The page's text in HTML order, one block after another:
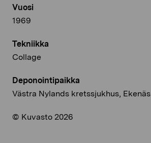
Vuosi
1969
Tekniikka
Collage
Deponointipaikka
Västra Nylands kretssjukhus, Ekenäs
© Kuvasto 2026